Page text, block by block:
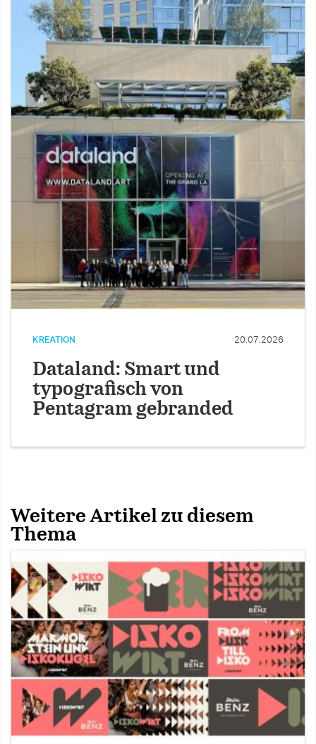
KREATION 20.07.2026
Dataland: Smart und
typografisch von
Pentagram gebranded
Weitere Artikel zu diesem
Thema